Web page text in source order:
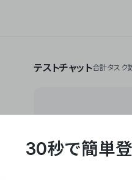
テストチャット合計タスク
**Yoom株式
API・RPA・
作業やデス
30秒で簡単登